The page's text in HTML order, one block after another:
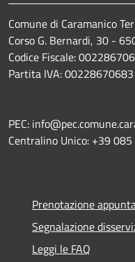
Comune di Caramanico
Corso G. Bernardi, 30 -
Codice Fiscale:
Partita IVA: 00228670683
PEC:
Centralino Unico: +39
Prenotazione
Segnalazione
Leggi le FAQ